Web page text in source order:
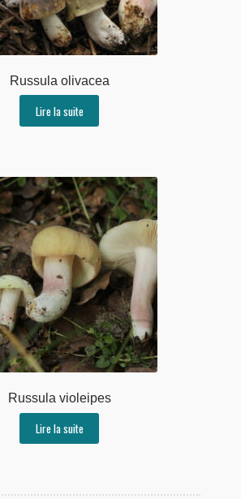
Russula olivacea
Lire la suite
Russula violeipes
Lire la suite